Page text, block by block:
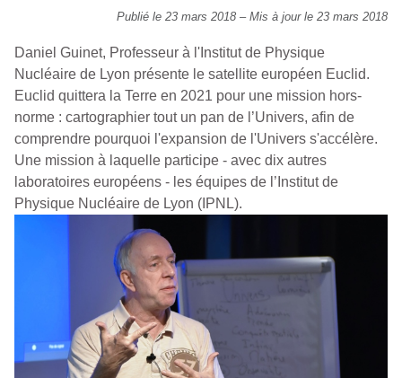
Publié le 23 mars 2018 – Mis à jour le 23 mars 2018
Daniel Guinet, Professeur à l'Institut de Physique
Nucléaire de Lyon présente le satellite européen Euclid.
Euclid quittera la Terre en 2021 pour une mission hors-
norme : cartographier tout un pan de l’Univers, afin de
comprendre pourquoi l'expansion de l'Univers s'accélère.
Une mission à laquelle participe - avec dix autres
laboratoires européens - les équipes de l’Institut de
Physique Nucléaire de Lyon (IPNL).